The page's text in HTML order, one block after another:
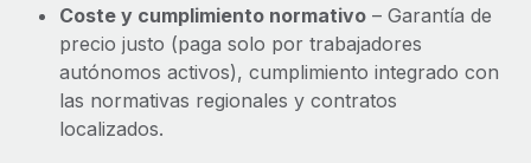
Coste y cumplimiento normativo – Garantía de
precio justo (paga solo por trabajadores
autónomos activos), cumplimiento integrado con
las normativas regionales y contratos
localizados.